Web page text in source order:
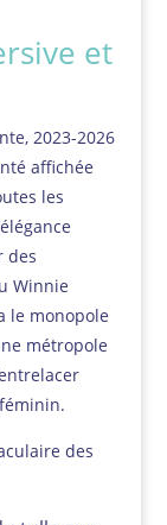
et
2023-2026
affichée
les
des
Winnie
le monopole
métropole
des